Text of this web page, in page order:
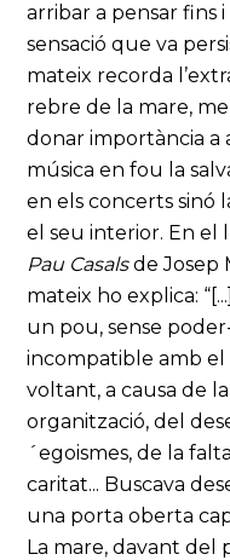
arribar a pensar fins
sensació que va
mateix recorda
rebre de la mare,
donar importància a
música en fou la
en els concerts sinó
el seu interior. En el
Pau Casalsde Josep
mateix ho explica:
un pou, sense
incompatible amb
voltant, a causa de
organització, del
´egoismes, de la
caritat... Buscava
una porta oberta
La mare, davant del